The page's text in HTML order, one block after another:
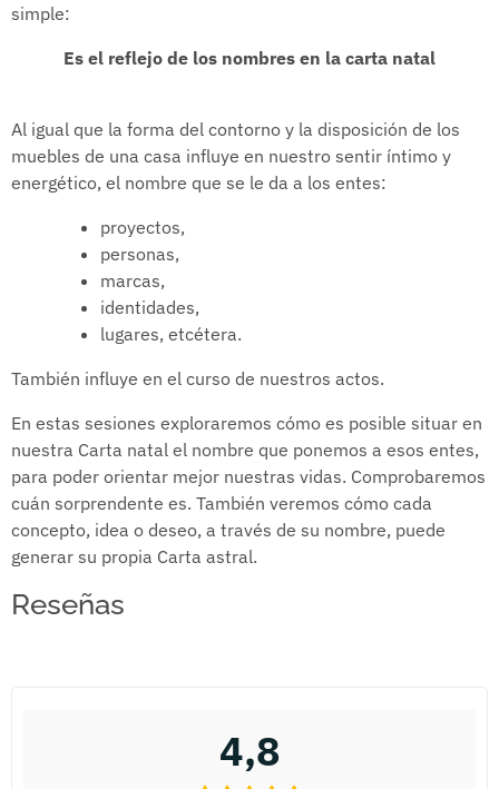
simple:
Es el reflejo de los nombres en la carta natal
Al igual que la forma del contorno y la disposición de los
muebles de una casa influye en nuestro sentir íntimo y
energético, el nombre que se le da a los entes:
proyectos,
personas,
marcas,
identidades,
lugares, etcétera.
También influye en el curso de nuestros actos.
En estas sesiones exploraremos cómo es posible situar en
nuestra Carta natal el nombre que ponemos a esos entes,
para poder orientar mejor nuestras vidas. Comprobaremos
cuán sorprendente es. También veremos cómo cada
concepto, idea o deseo, a través de su nombre, puede
generar su propia Carta astral.
Reseñas
4,8